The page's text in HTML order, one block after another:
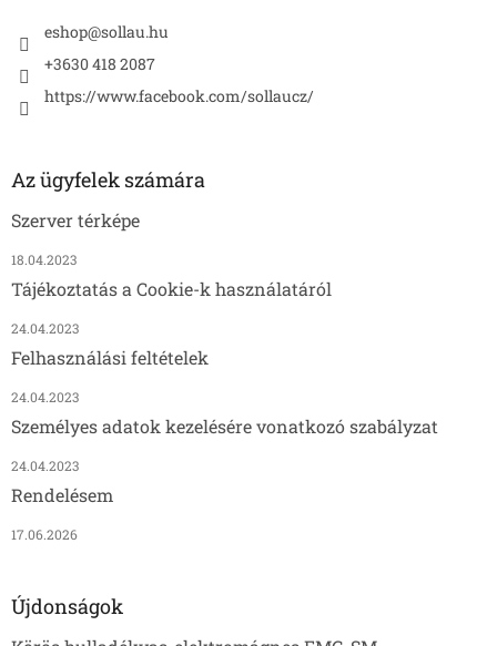
eshop@sollau.hu
+3630 418 2087
https://www.facebook.com/sollaucz/
Az ügyfelek számára
Szerver térképe
18.04.2023
Tájékoztatás a Cookie-k használatáról
24.04.2023
Felhasználási feltételek
24.04.2023
Személyes adatok kezelésére vonatkozó szabályzat
24.04.2023
Rendelésem
17.06.2026
Újdonságok